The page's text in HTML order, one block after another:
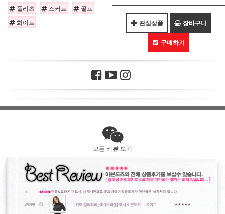
플리츠
스커트
골프
화이트
관심상품 장바구니
구매하기
모든 리뷰 보기